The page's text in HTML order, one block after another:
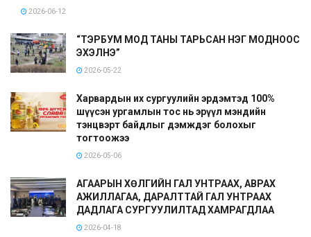
2026-06-12
“ТЭРБУМ МОД ТАНЫ ТАРЬСАН НЭГ МОДНООС
ЭХЭЛНЭ”
2026-05-22
Харвардын их сургуулийн эрдэмтэд 100%
шүүсэн ургамлын тос нь эрүүл мэндийн
тэнцвэрт байдлыг дэмждэг болохыг
тогтоожээ
2026-05-06
АГААРЫН ХӨЛГИЙН ГАЛ УНТРААХ, АВРАХ
АЖИЛЛАГАА, ДАРАЛТТАЙ ГАЛ УНТРААХ
ДАДЛАГА СУРГУУЛИЛТАД ХАМРАГДЛАА
2026-04-18